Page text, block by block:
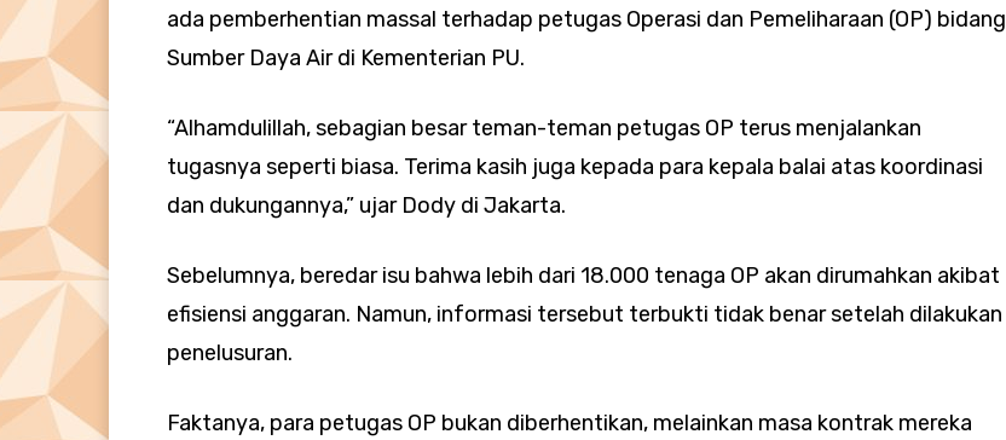
ada pemberhentian massal terhadap petugas Operasi dan Pemeliharaan (OP) bidang
Sumber Daya Air di Kementerian PU.
“Alhamdulillah, sebagian besar teman-teman petugas OP terus menjalankan
tugasnya seperti biasa. Terima kasih juga kepada para kepala balai atas koordinasi
dan dukungannya,” ujar Dody di Jakarta.
Sebelumnya, beredar isu bahwa lebih dari 18.000 tenaga OP akan dirumahkan akibat
efisiensi anggaran. Namun, informasi tersebut terbukti tidak benar setelah dilakukan
penelusuran.
Faktanya, para petugas OP bukan diberhentikan, melainkan masa kontrak mereka